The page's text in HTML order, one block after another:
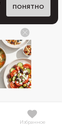
ПОНЯТНО
Избранное